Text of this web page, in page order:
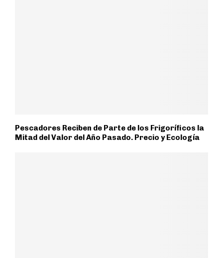
Pescadores Reciben de Parte de los Frigoríficos la
Mitad del Valor del Año Pasado. Precio y Ecología